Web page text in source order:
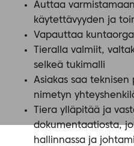
Auttaa
käytettävyyden ja
Vapauttaa
Tieralla valmiit,
selkeä tukimalli
Asiakas saa
nimetyn
Tiera ylläpitää ja
dokumentaatiosta,
hallinnassa ja